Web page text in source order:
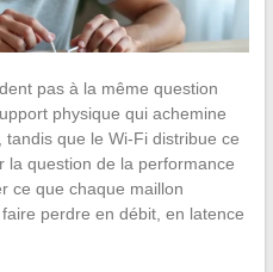
pas à la même question
physique qui achemine
tandis que le Wi-Fi distribue ce
la question de la performance
ce que chaque maillon
perdre en débit, en latence